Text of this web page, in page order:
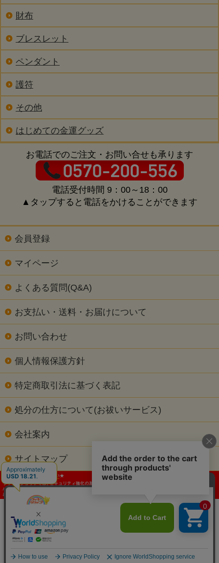
財布
ブレスレット
ペンダント
護符
その他
はじめての金運グッズ
お電話でのご注文・お問い合せも承ります
電話受付時間 9：00～18：00
▲タップすると電話をかけることができます
会員登録
マイページ
よくある質問(Q&A)
お支払い・送料・お届けについて
お問い合わせ
個人情報保護方針
特定商取引法に基づく表記
処分の仕方について(お祓いサービス)
会社案内
サイトマップ
当サイトの内容､テキスト､画像等の無断転載･無断使用を固く禁じます。
Copyright c 2026 ラッキーショップ. All Rights Reserved.